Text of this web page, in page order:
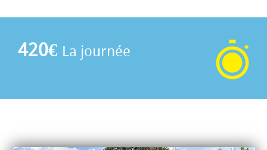
420€ La journée